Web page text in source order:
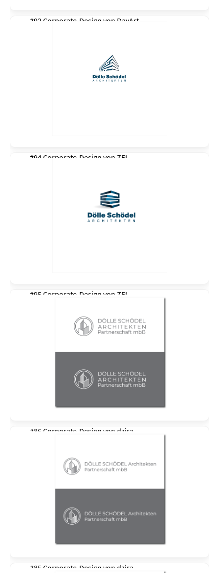
#92 Corporate-Design von DayArt
#94 Corporate-Design von ZEL
#95 Corporate-Design von ZEL
#86 Corporate-Design von dzira
#85 Corporate-Design von dzira